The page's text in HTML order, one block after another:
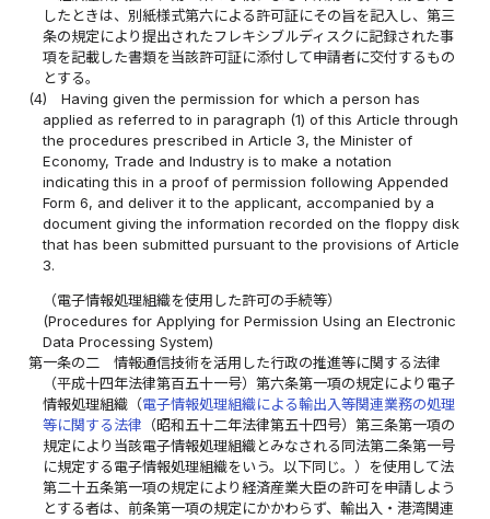
したときは、別紙様式第六による許可証にその旨を記入し、第三
条の規定により提出されたフレキシブルディスクに記録された事
項を記載した書類を当該許可証に添付して申請者に交付するもの
とする。
(4)
Having given the permission for which a person has
applied as referred to in paragraph (1) of this Article through
the procedures prescribed in Article 3, the Minister of
Economy, Trade and Industry is to make a notation
indicating this in a proof of permission following Appended
Form 6, and deliver it to the applicant, accompanied by a
document giving the information recorded on the floppy disk
that has been submitted pursuant to the provisions of Article
3.
（電子情報処理組織を使用した許可の手続等）
(Procedures for Applying for Permission Using an Electronic
Data Processing System)
第一条の二
情報通信技術を活用した行政の推進等に関する法律
（平成十四年法律第百五十一号）第六条第一項の規定により電子
情報処理組織（電子情報処理組織による輸出入等関連業務の処理
等に関する法律 （昭和五十二年法律第五十四号）第三条第一項の
規定により当該電子情報処理組織とみなされる同法第二条第一号
に規定する電子情報処理組織をいう。以下同じ。）を使用して法
第二十五条第一項の規定により経済産業大臣の許可を申請しよう
とする者は、前条第一項の規定にかかわらず、輸出入・港湾関連